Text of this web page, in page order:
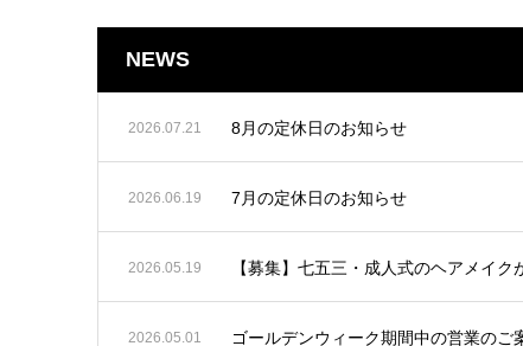
NEWS
2026.07.21 8月の定休日のお知らせ
2026.06.19 7月の定休日のお知らせ
2026.05.19 【募集】七五三・成人式のヘアメイク
2026.05.01 ゴールデンウィーク期間中の営業のご